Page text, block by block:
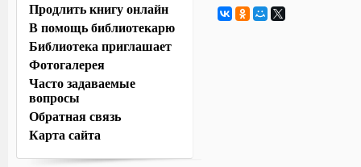
Продлить книгу онлайн
В помощь библиотекарю
Библиотека приглашает
Фотогалерея
Часто задаваемые
вопросы
Обратная связь
Карта сайта